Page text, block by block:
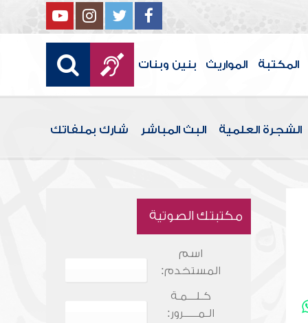
المكتبة المواريث بنين وبنات
الشجرة العلمية البث المباشر شارك بملفاتك
مكتبتك الصوتية
اسم
المستخدم:
كـلـــمـة
الـمـــــرور: